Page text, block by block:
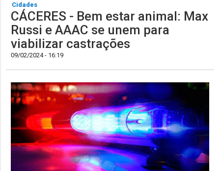
Cidades
CÁCERES - Bem estar animal: Max
Russi e AAAC se unem para
viabilizar castrações
09/02/2024 - 16:19